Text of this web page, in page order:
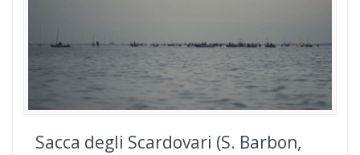
Sacca degli Scardovari (S. Barbon,